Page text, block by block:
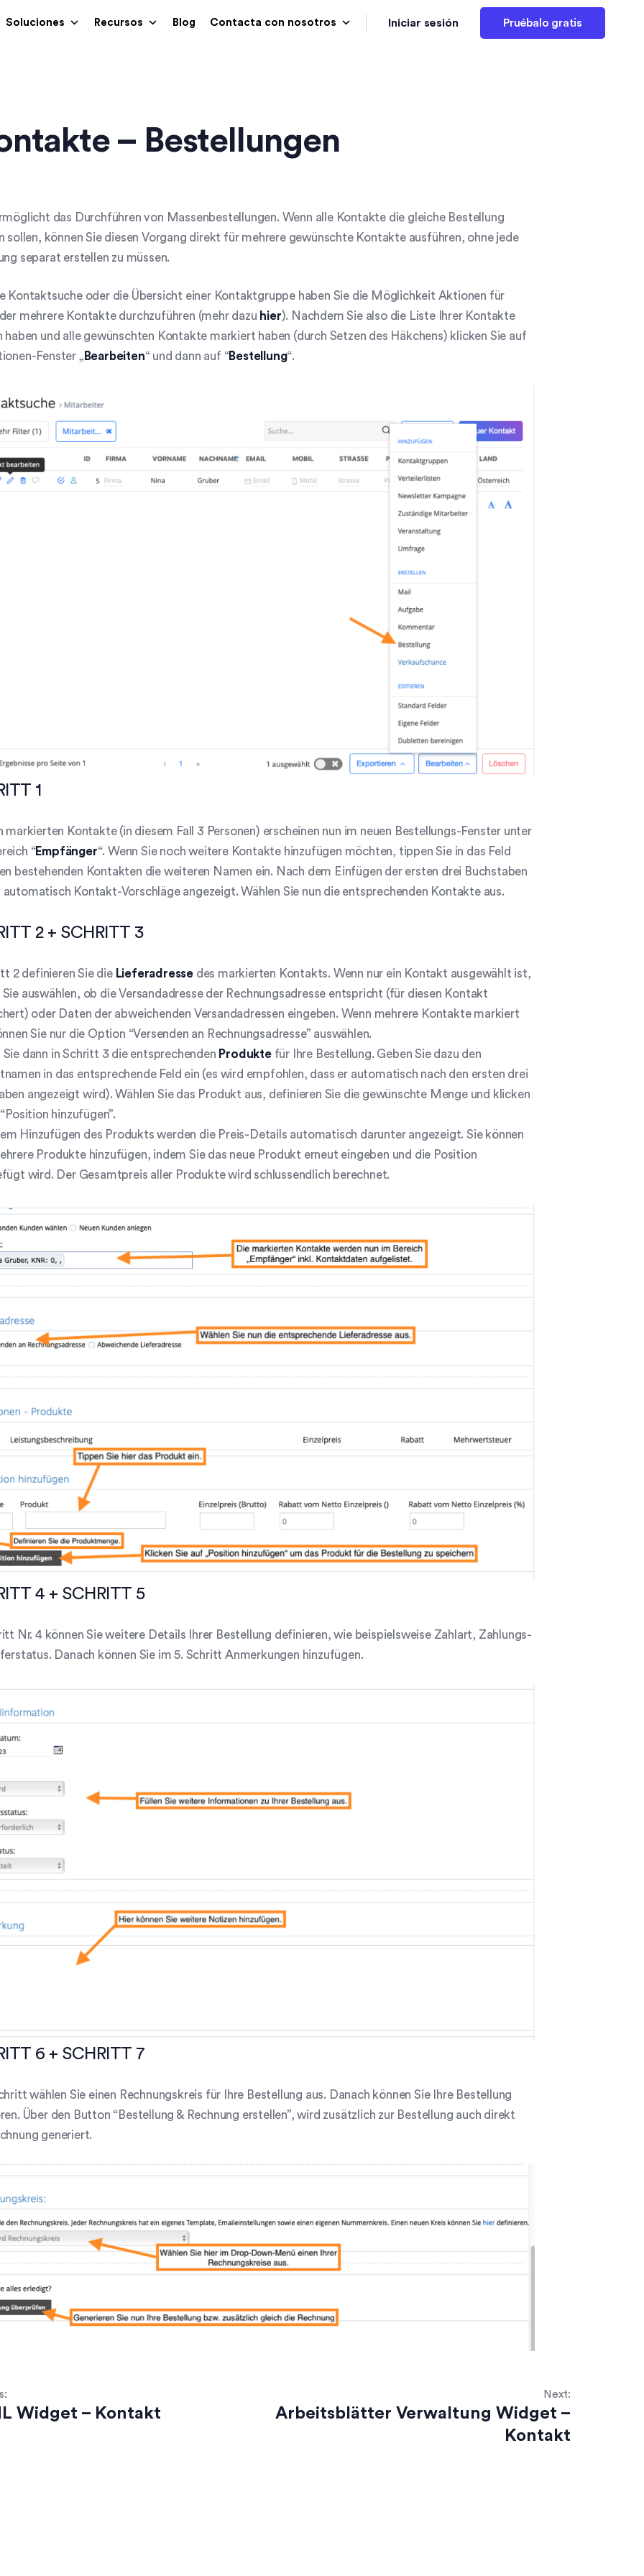
Soluciones Recursos Blog Contacta con nosotros Iniciar sesión Pruébalo gratis
– Bestellungen
das Durchführen von Massenbestellungen. Wenn alle Kontakte die gleiche Bestellung
sollen, können Sie diesen Vorgang direkt für mehrere gewünschte Kontakte ausführen, ohne jede
separat erstellen zu müssen.
Kontaktsuche oder die Übersicht einer Kontaktgruppe haben Sie die Möglichkeit Aktionen für
mehrere Kontakte durchzuführen (mehr dazu hier). Nachdem Sie also die Liste Ihrer Kontakte
haben und alle gewünschten Kontakte markiert haben (durch Setzen des Häkchens) klicken Sie auf
Fenster „ Bearbeiten“ und dann auf “Bestellung“.
1
markierten Kontakte (in diesem Fall 3 Personen) erscheinen nun im neuen Bestellungs-Fenster unter
“Empfänger“. Wenn Sie noch weitere Kontakte hinzufügen möchten, tippen Sie in das Feld
bestehenden Kontakten die weiteren Namen ein. Nach dem Einfügen der ersten drei Buchstaben
automatisch Kontakt-Vorschläge angezeigt. Wählen Sie nun die entsprechenden Kontakte aus.
2 + SCHRITT 3
2 definieren Sie die Lieferadresse des markierten Kontakts. Wenn nur ein Kontakt ausgewählt ist,
Sie auswählen, ob die Versandadresse der Rechnungsadresse entspricht (für diesen Kontakt
oder Daten der abweichenden Versandadressen eingeben. Wenn mehrere Kontakte markiert
Sie nur die Option “Versenden an Rechnungsadresse” auswählen.
Sie dann in Schritt 3 die entsprechenden Produktefür Ihre Bestellung. Geben Sie dazu den
in das entsprechende Feld ein (es wird empfohlen, dass er automatisch nach den ersten drei
angezeigt wird). Wählen Sie das Produkt aus, definieren Sie die gewünschte Menge und klicken
hinzufügen”.
Hinzufügen des Produkts werden die Preis-Details automatisch darunter angezeigt. Sie können
Produkte hinzufügen, indem Sie das neue Produkt erneut eingeben und die Position
wird. Der Gesamtpreis aller Produkte wird schlussendlich berechnet.
4 + SCHRITT 5
Nr. 4 können Sie weitere Details Ihrer Bestellung definieren, wie beispielsweise Zahlart, Zahlungs-
Danach können Sie im 5. Schritt Anmerkungen hinzufügen.
6 + SCHRITT 7
wählen Sie einen Rechnungskreis für Ihre Bestellung aus. Danach können Sie Ihre Bestellung
Über den Button “Bestellung & Rechnung erstellen”, wird zusätzlich zur Bestellung auch direkt
generiert.
Widget – Kontakt
Next:
Arbeitsblätter Verwaltung Widget –
Kontakt